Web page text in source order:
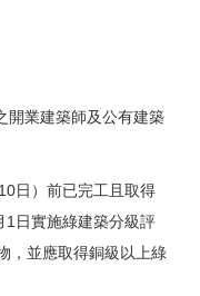
開業建築師及公有建築
日） 前已完工且取得
1日實施綠建築分級評
，並應取得銅級以上綠